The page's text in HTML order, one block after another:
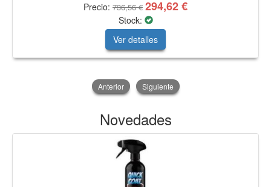
Precio: 736,56 € 294,62 €
Stock:
Ver detalles
Anterior Siguiente
Novedades